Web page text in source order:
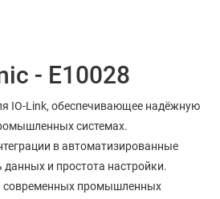
- E10028
IO-Link, обеспечивающее надёжную
системах.
в автоматизированные
и простота настройки.
современных промышленных